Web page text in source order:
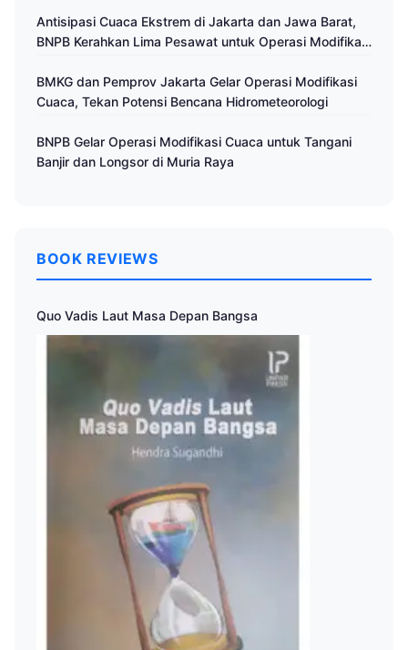
Antisipasi Cuaca Ekstrem di Jakarta dan Jawa Barat,
BNPB Kerahkan Lima Pesawat untuk Operasi Modifikasi
BMKG dan Pemprov Jakarta Gelar Operasi Modifikasi
Cuaca, Tekan Potensi Bencana Hidrometeorologi
BNPB Gelar Operasi Modifikasi Cuaca untuk Tangani
Banjir dan Longsor di Muria Raya
BOOK REVIEWS
Quo Vadis Laut Masa Depan Bangsa